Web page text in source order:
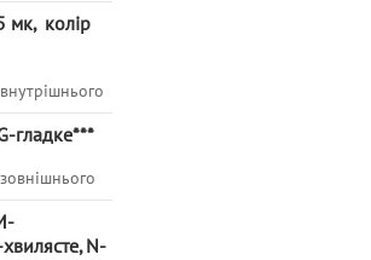
мк, колір
гладке***
N-